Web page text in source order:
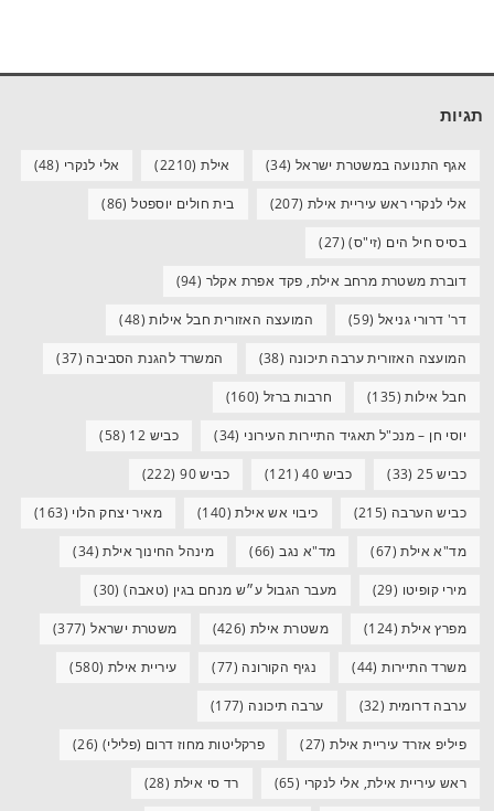
תגיות
אגף התנועה במשטרת ישראל (34) אילת(2210) אלי לנקרי (48)
אלי לנקרי ראש עיריית אילת (207) בית חולים יוספטל(86)
בסיס חיל הים (זי"ס)(27)
דוברת משטרת מרחב אילת, פקד אפרת אקלר (94)
דר' דרורי גניאל (59) המועצה האזורית חבל אילות(48)
המועצה האזורית ערבה תיכונה (38) המשרד להגנת הסביבה (37)
חבל אילות(135) חרבות ברזל (160)
יוסי חן – מנכ"ל תאגיד התיירות העירוני (34) כביש 12 (58)
כביש 25 (33) כביש 40 (121) כביש 90 (222)
כביש הערבה (215) כיבוי אש אילת(140) מאיר יצחק הלוי (163)
מד"א אילת(67) מד"א נגב(66) מינהל החינוך אילת(34)
מירי קופיטו (29) מעבר הגבול ע״ש מנחם בגין (טאבה)(30)
מפרץ אילת(124) משטרת אילת (426) משטרת ישראל(377)
משרד התיירות(44) נגיף הקורונה (77) עיריית אילת (580)
ערבה דרומית (32) ערבה תיכונה (177)
פיליפ אזרד עיריית אילת(27) פרקליטות מחוז דרום (פלילי) (26)
ראש עיריית אילת, אלי לנקרי (65) רד סי אילת (28)